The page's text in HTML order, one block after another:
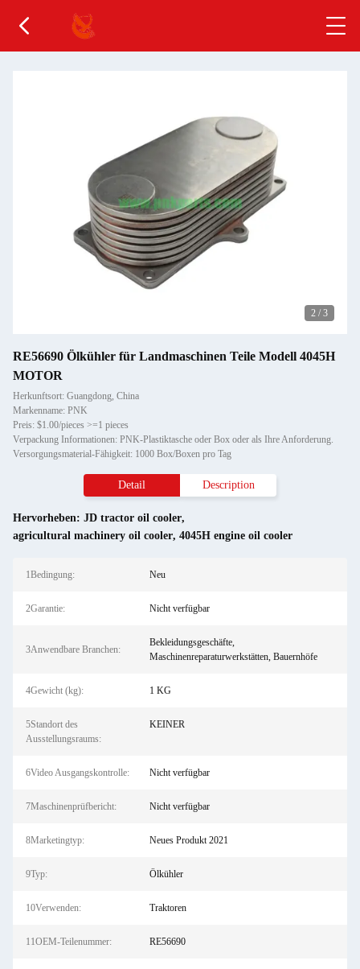
2 / 3
RE56690 Ölkühler für Landmaschinen Teile Modell 4045H
MOTOR
Herkunftsort: Guangdong, China
Markenname: PNK
Preis: $1.00/pieces >=1 pieces
Verpackung Informationen: PNK-Plastiktasche oder Box oder als Ihre Anforderung.
Versorgungsmaterial-Fähigkeit: 1000 Box/Boxen pro Tag
Detail Description
Hervorheben: JD tractor oil cooler,
agricultural machinery oil cooler, 4045H engine oil cooler
1Bedingung: Neu
2Garantie: Nicht verfügbar
3Anwendbare Branchen:
Bekleidungsgeschäfte,
Maschinenreparaturwerkstätten, Bauernhöfe
4Gewicht (kg): 1 KG
5Standort des
Ausstellungsraums:
KEINER
6Video Ausgangskontrolle: Nicht verfügbar
7Maschinenprüfbericht: Nicht verfügbar
8Marketingtyp: Neues Produkt 2021
9Typ: Ölkühler
10Verwenden: Traktoren
11OEM-Teilenummer: RE56690